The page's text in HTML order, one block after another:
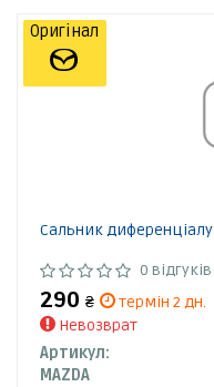
Сальник диференціалу
0 відгуків
290 ₴
термін 2 дн.
Невозврат
Артикул:
MAZDA
Оригінал